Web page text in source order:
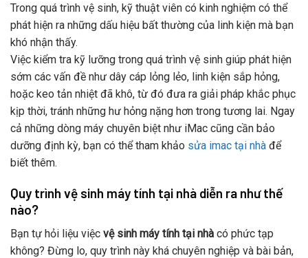
Trong quá trình vệ sinh, kỹ thuật viên có kinh nghiệm có thể
phát hiện ra những dấu hiệu bất thường của linh kiện mà bạn
khó nhận thấy.
Việc kiểm tra kỹ lưỡng trong quá trình vệ sinh giúp phát hiện
sớm các vấn đề như dây cáp lỏng lẻo, linh kiện sắp hỏng,
hoặc keo tản nhiệt đã khô, từ đó đưa ra giải pháp khắc phục
kịp thời, tránh những hư hỏng nặng hơn trong tương lai. Ngay
cả những dòng máy chuyên biệt như iMac cũng cần bảo
dưỡng định kỳ, bạn có thể tham khảo sửa imac tại nhà để
biết thêm.
Quy trình vệ sinh máy tính tại nhà diễn ra như thế
nào?
Bạn tự hỏi liệu việc vệ sinh máy tính tại nhà có phức tạp
không? Đừng lo, quy trình này khá chuyên nghiệp và bài bản,